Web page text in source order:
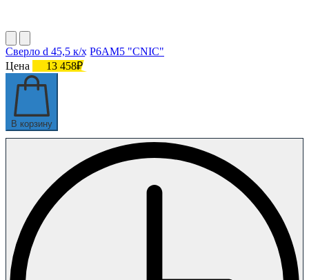
Сверло d 45,5 к/х Р6АМ5 "CNIC"
Цена
13 458₽
В корзину